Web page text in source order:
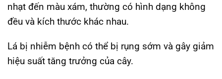
nhạt đến màu xám, thường có hình dạng không
đều và kích thước khác nhau.
Lá bị nhiễm bệnh có thể bị rụng sớm và gây giảm
hiệu suất tăng trưởng của cây.